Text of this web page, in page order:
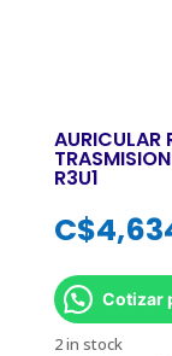
AURICULAR
R3U1
C$
Cotizar
2 in stock